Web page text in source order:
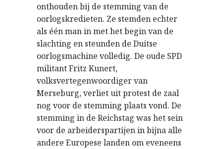
onthouden bij de stemming van de
oorlogskredieten. Ze stemden echter
als één man in met het begin van de
slachting en steunden de Duitse
oorlogsmachine volledig. De oude SPD
militant Fritz Kunert,
volksvertegenwoordiger van
Merseburg, verliet uit protest de zaal
nog voor de stemming plaats vond. De
stemming in de Reichstag was het sein
voor de arbeiderspartijen in bijna alle
andere Europese landen om eveneens